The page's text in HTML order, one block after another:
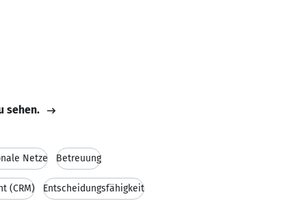
sehen.
Netze Betreuung
(CRM) Entscheidungsfähigkeit